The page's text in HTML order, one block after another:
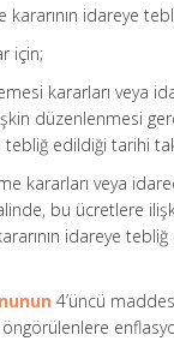
idareye
için;
kararları veya
düzenlenmesi
tebliğ edildiği tarihi
kararları veya
bu ücretlere
idareye
4’üncü